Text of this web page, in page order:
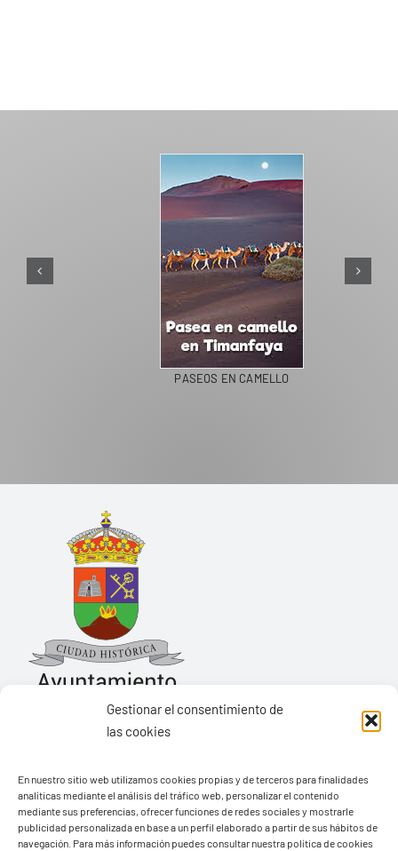
Gestionar el consentimiento de
las cookies
En nuestro sitio web utilizamos cookies propias y de terceros para finalidades
analíticas mediante el análisis del tráfico web, personalizar el contenido
mediante sus preferencias, ofrecer funciones de redes sociales y mostrarle
publicidad personalizada en base a un perfil elaborado a partir de sus hábitos de
navegación. Para más información puedes consultar nuestra política de cookies
PASEOS EN CAMELLO
Pza. de Los Remedios, 1
35570 – Yaiza
Tel:928 83 62 20